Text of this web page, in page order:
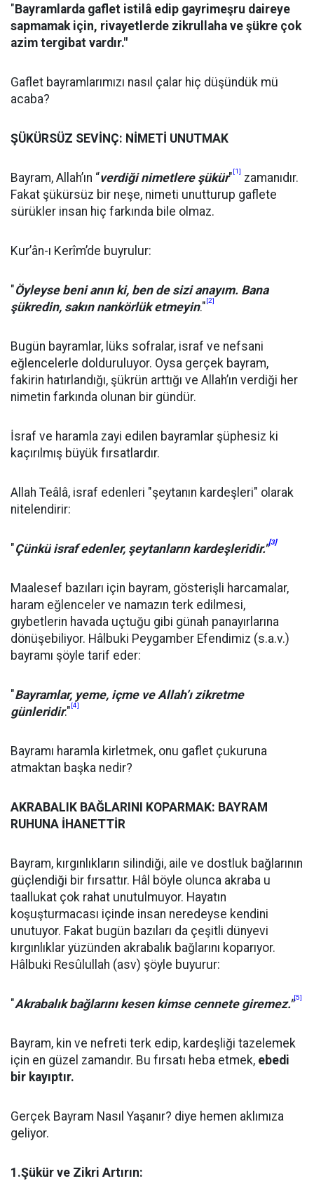
" Bayramlarda gaflet istilâ edip gayrimeşru daireye
sapmamak için, rivayetlerde zikrullaha ve şükre çok
azim tergibat vardır."
Gaflet bayramlarımızı nasıl çalar hiç düşündük mü
acaba?
ŞÜKÜRSÜZ SEVİNÇ: NİMETİ UNUTMAK
Bayram, Allah’ın “verdiği nimetlere şükür" [1]
zamanıdır.
Fakat şükürsüz bir neşe, nimeti unutturup gaflete
sürükler insan hiç farkında bile olmaz.
Kur’ân-ı Kerîm’de buyrulur:
"Öyleyse beni anın ki, ben de sizi anayım. Bana
şükredin, sakın nankörlük etmeyin." [2]
Bugün bayramlar, lüks sofralar, israf ve nefsani
eğlencelerle dolduruluyor. Oysa gerçek bayram,
fakirin hatırlandığı, şükrün arttığı ve Allah’ın verdiği her
nimetin farkında olunan bir gündür.
İsraf ve haramla zayi edilen bayramlar şüphesiz ki
kaçırılmış büyük fırsatlardır.
Allah Teâlâ, israf edenleri "şeytanın kardeşleri" olarak
nitelendirir:
"Çünkü israf edenler, şeytanların kardeşleridir."[3]
Maalesef bazıları için bayram, gösterişli harcamalar,
haram eğlenceler ve namazın terk edilmesi,
gıybetlerin havada uçtuğu gibi günah panayırlarına
dönüşebiliyor. Hâlbuki Peygamber Efendimiz (s.a.v.)
bayramı şöyle tarif eder:
"Bayramlar, yeme, içme ve Allah’ı zikretme
günleridir." [4]
Bayramı haramla kirletmek, onu gaflet çukuruna
atmaktan başka nedir?
AKRABALIK BAĞLARINI KOPARMAK: BAYRAM
RUHUNA İHANETTİR
Bayram, kırgınlıkların silindiği, aile ve dostluk bağlarının
güçlendiği bir fırsattır. Hâl böyle olunca akraba u
taallukat çok rahat unutulmuyor. Hayatın
koşuşturmacası içinde insan neredeyse kendini
unutuyor. Fakat bugün bazıları da çeşitli dünyevi
kırgınlıklar yüzünden akrabalık bağlarını koparıyor.
Hâlbuki Resûlullah (asv) şöyle buyurur:
"Akrabalık bağlarını kesen kimse cennete giremez."[5]
Bayram, kin ve nefreti terk edip, kardeşliği tazelemek
için en güzel zamandır. Bu fırsatı heba etmek, ebedi
bir kayıptır.
Gerçek Bayram Nasıl Yaşanır? diye hemen aklımıza
geliyor.
1.Şükür ve Zikri Artırın: